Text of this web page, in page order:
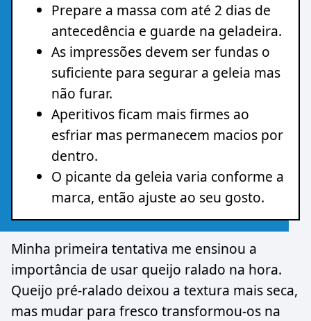
Prepare a massa com até 2 dias de
antecedência e guarde na geladeira.
As impressões devem ser fundas o
suficiente para segurar a geleia mas
não furar.
Aperitivos ficam mais firmes ao
esfriar mas permanecem macios por
dentro.
O picante da geleia varia conforme a
marca, então ajuste ao seu gosto.
Minha primeira tentativa me ensinou a
importância de usar queijo ralado na hora.
Queijo pré-ralado deixou a textura mais seca,
mas mudar para fresco transformou-os na